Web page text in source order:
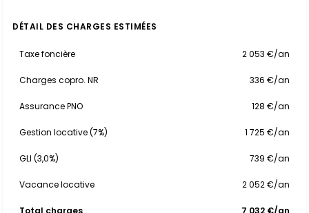
DÉTAIL DES CHARGES ESTIMÉES
Taxe foncière 2 053 €/an
Charges copro. NR 336 €/an
Assurance PNO 128 €/an
Gestion locative (7%) 1 725 €/an
GLI (3,0%) 739 €/an
Vacance locative 2 052 €/an
Total charges 7 032 €/an